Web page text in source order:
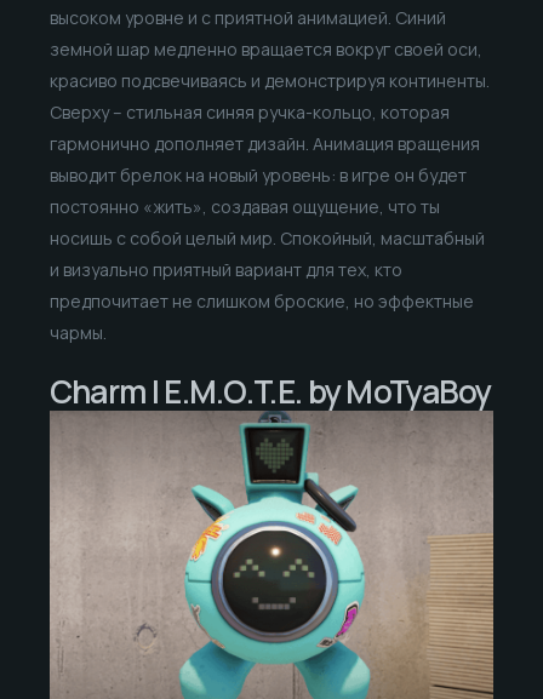
высоком уровне и с приятной анимацией. Синий
земной шар медленно вращается вокруг своей оси,
красиво подсвечиваясь и демонстрируя континенты.
Сверху – стильная синяя ручка-кольцо, которая
гармонично дополняет дизайн. Анимация вращения
выводит брелок на новый уровень: в игре он будет
постоянно «жить», создавая ощущение, что ты
носишь с собой целый мир. Спокойный, масштабный
и визуально приятный вариант для тех, кто
предпочитает не слишком броские, но эффектные
чармы.
Charm | E.M.O.T.E. by MoTyaBoy